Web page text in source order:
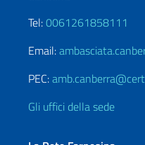
Tel:0061261858111
Email:
PEC:
Gli uffici della sede